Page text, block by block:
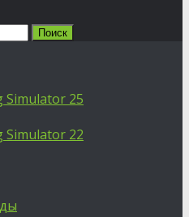
Simulator 25
Simulator 22